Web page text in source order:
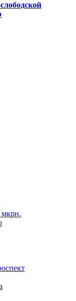
мкрн.